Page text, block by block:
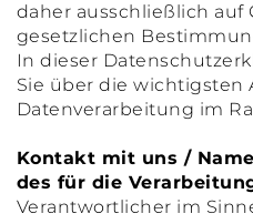
daher ausschließlich auf
gesetzlichen
In dieser
Sie über die wichtigsten
Datenverarbeitung im
Kontakt mit uns /
des für die
Verantwortlicher im